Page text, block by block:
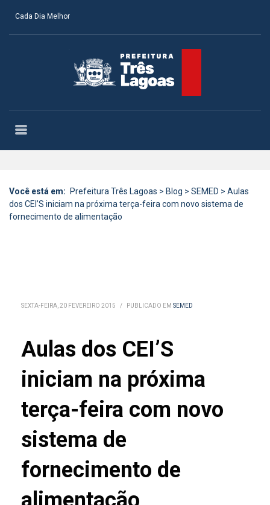
Cada Dia Melhor
Você está em: Prefeitura Três Lagoas > Blog > SEMED > Aulas
dos CEI’S iniciam na próxima terça-feira com novo sistema de
fornecimento de alimentação
SEXTA-FEIRA, 20 FEVEREIRO 2015 / PUBLICADO EM SEMED
Aulas dos CEI’S
iniciam na próxima
terça-feira com novo
sistema de
fornecimento de